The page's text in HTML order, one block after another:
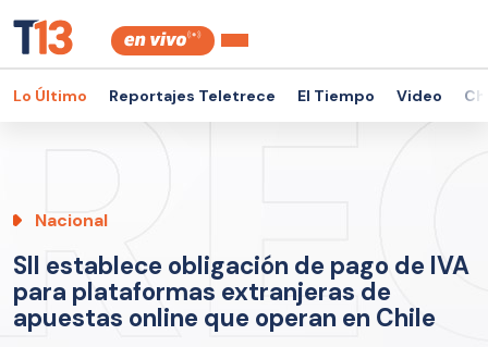
Lo Último Reportajes Teletrece El Tiempo Video
Nacional
SII establece obligación de pago de IVA
para plataformas extranjeras de
apuestas online que operan en Chile